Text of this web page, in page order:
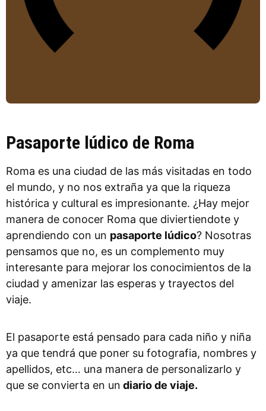
Pasaporte lúdico de Roma
Roma es una ciudad de las más visitadas en todo
el mundo, y no nos extraña ya que la riqueza
histórica y cultural es impresionante. ¿Hay mejor
manera de conocer Roma que diviertiendote y
aprendiendo con un pasaporte lúdico? Nosotras
pensamos que no, es un complemento muy
interesante para mejorar los conocimientos de la
ciudad y amenizar las esperas y trayectos del
viaje.
El pasaporte está pensado para cada niño y niña
ya que tendrá que poner su fotografia, nombres y
apellidos, etc… una manera de personalizarlo y
que se convierta en un diario de viaje.